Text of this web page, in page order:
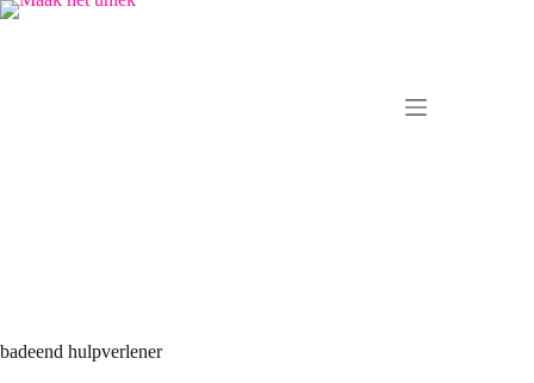
Ga
badeend hulpverlener